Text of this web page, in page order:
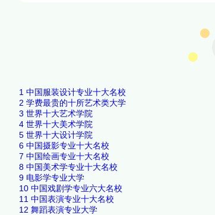
1 中国服装设计专业十大名校
2 学费最贵的十所艺术类大学
3 世界十大艺术学院
4 世界十大美术学院
5 世界十大设计学院
6 中国摄影专业十大名校
7 中国绘画专业十大名校
8 中国美术学专业十大名校
9 电影学专业大学
10 中国戏剧学专业六大名校
11 中国表演专业十大名校
12 舞蹈表演专业大学